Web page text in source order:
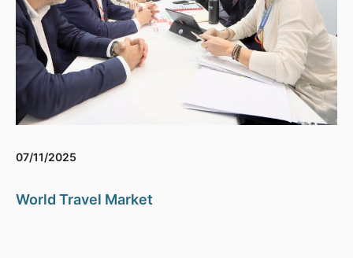
07/11/2025
World Travel Market